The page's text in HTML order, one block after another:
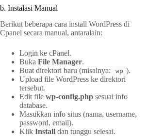
b. Instalasi Manual
Berikut beberapa cara install WordPress di
Cpanel secara manual, antaralain:
Login ke cPanel.
Buka File Manager.
Buat direktori baru (misalnya:
wp ).
Upload file WordPress ke direktori
tersebut.
Edit file wp-config.php sesuai info
database.
Masukkan info situs (nama, username,
password, email).
Klik Install dan tunggu selesai.